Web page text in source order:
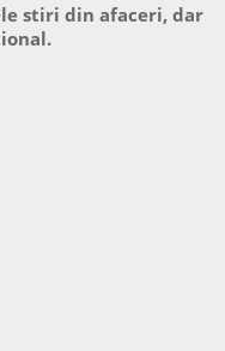
stiri din afaceri, dar